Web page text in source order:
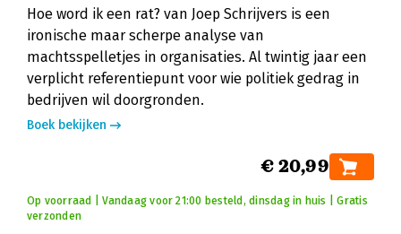
Hoe word ik een rat? van Joep Schrijvers is een
ironische maar scherpe analyse van
machtsspelletjes in organisaties. Al twintig jaar een
verplicht referentiepunt voor wie politiek gedrag in
bedrijven wil doorgronden.
Boek bekijken
€ 20,99
Op voorraad | Vandaag voor 21:00 besteld, dinsdag in huis | Gratis
verzonden